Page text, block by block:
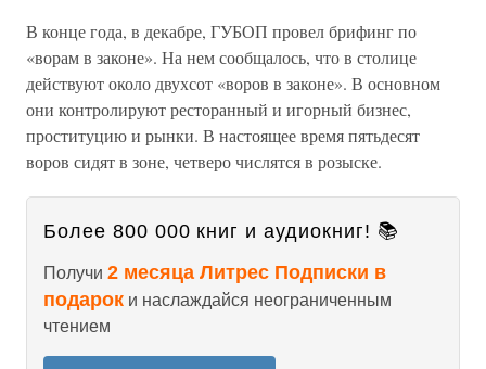
В конце года, в декабре, ГУБОП провел брифинг по
«ворам в законе». На нем сообщалось, что в столице
действуют около двухсот «воров в законе». В основном
они контролируют ресторанный и игорный бизнес,
проституцию и рынки. В настоящее время пятьдесят
воров сидят в зоне, четверо числятся в розыске.
Более 800 000 книг и аудиокниг! 📚
Получи 2 месяца Литрес Подписки в
подарок и наслаждайся неограниченным
чтением